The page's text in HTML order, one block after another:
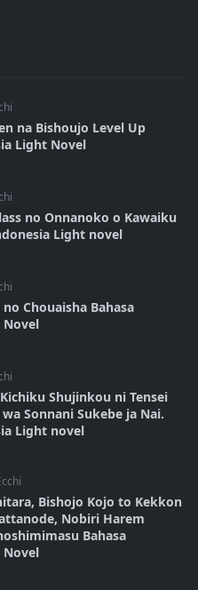
na Bishoujo Level Up
Light Novel
no Onnanoko o Kawaiku
Light novel
Chouaisha Bahasa
Shujinkou ni Tensei
Sonnani Sukebe ja Nai.
Light novel
Bishojo Kojo to Kekkon
Nobiri Harem
Bahasa